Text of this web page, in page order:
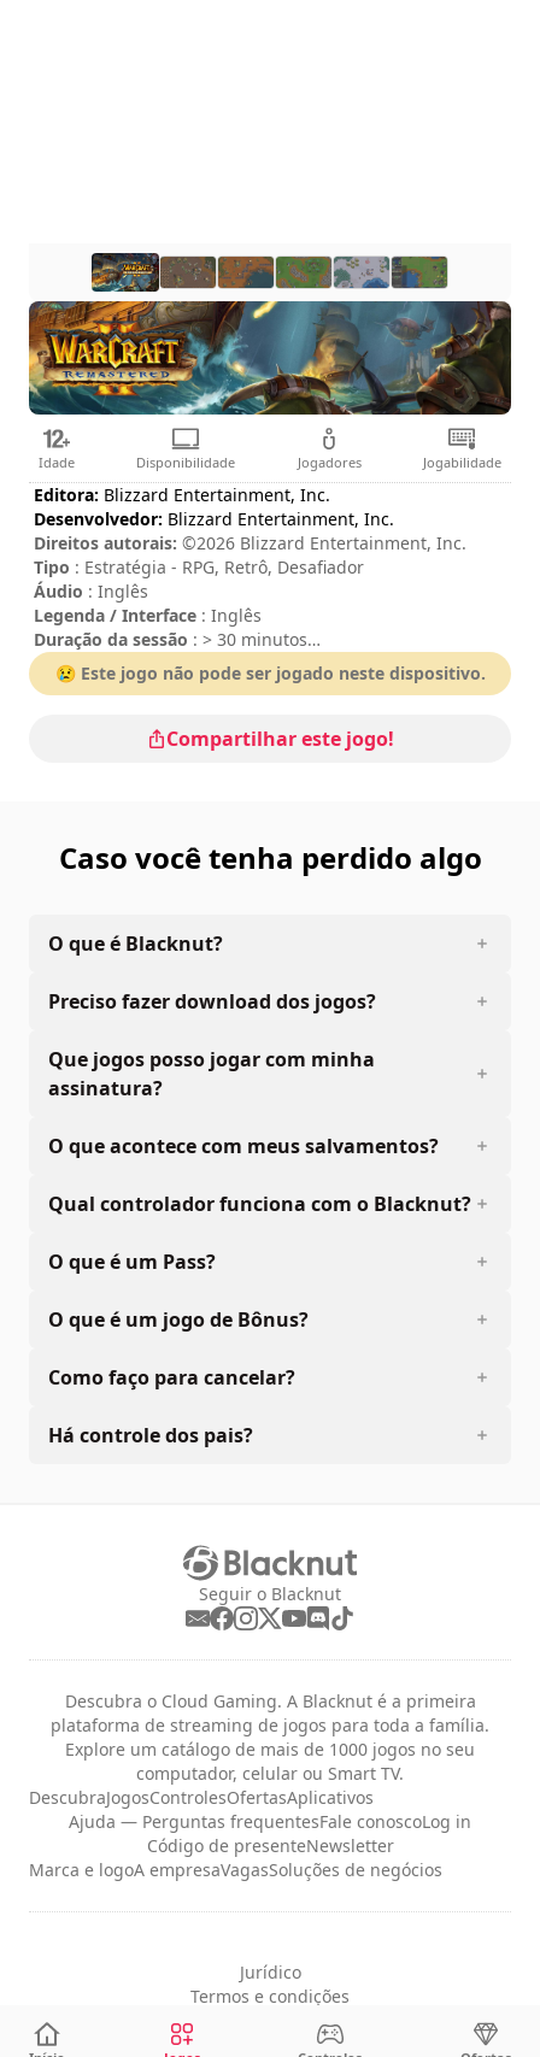
Idade Disponibilidade Jogadores Jogabilidade
Editora: Blizzard Entertainment, Inc.
Desenvolvedor: Blizzard Entertainment, Inc.
Direitos autorais: ©2026 Blizzard Entertainment, Inc.
Tipo : Estratégia - RPG, Retrô, Desafiador
Áudio : Inglês
Legenda / Interface : Inglês
Duração da sessão : > 30 minutos
Dificuldade
Classificação: Eurogamer : 4/5
😢 Este jogo não pode ser jogado neste dispositivo.
Compartilhar este jogo!
Caso você tenha perdido algo
O que é Blacknut?
Preciso fazer download dos jogos?
Que jogos posso jogar com minha
assinatura?
O que acontece com meus salvamentos?
Qual controlador funciona com o Blacknut?
O que é um Pass?
O que é um jogo de Bônus?
Como faço para cancelar?
Há controle dos pais?
Seguir o Blacknut
Descubra o Cloud Gaming. A Blacknut é a primeira
plataforma de streaming de jogos para toda a família.
Explore um catálogo de mais de 1000 jogos no seu
computador, celular ou Smart TV.
DescubraJogosControlesOfertasAplicativos
Ajuda — Perguntas frequentesFale conoscoLog in
Código de presenteNewsletter
Marca e logoA empresaVagasSoluções de negócios
Jurídico
Termos e condições
Configurações de cookies